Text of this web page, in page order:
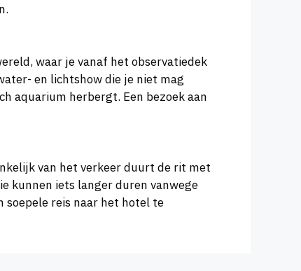
waar je vanaf het observatiedek
en lichtshow die je niet mag
aquarium herbergt. Een bezoek aan
van het verkeer duurt de rit met
kunnen iets langer duren vanwege
soepele reis naar het hotel te